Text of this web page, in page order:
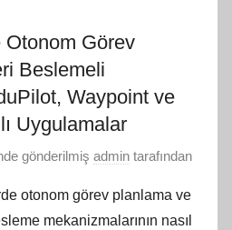
Görev
Beslemeli
Waypoint ve
Uygulamalar
gönderilmiş admin tarafından
otonom görev planlama ve
mekanizmalarının nasıl